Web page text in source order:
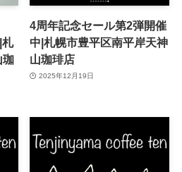
珈
4周年記念セール第2弾開催
中|札幌市豊平区南平岸天神
山珈琲店
2025年12月19日